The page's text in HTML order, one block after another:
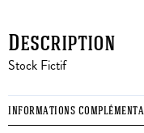
Description
Stock Fictif
INFORMATIONS